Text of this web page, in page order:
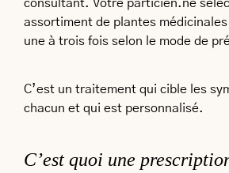
consultant. Votre particien.ne
assortiment de plantes
une à trois fois selon le mode de
C’est un traitement qui cible les
chacun et qui est personnalisé.
C’est quoi une